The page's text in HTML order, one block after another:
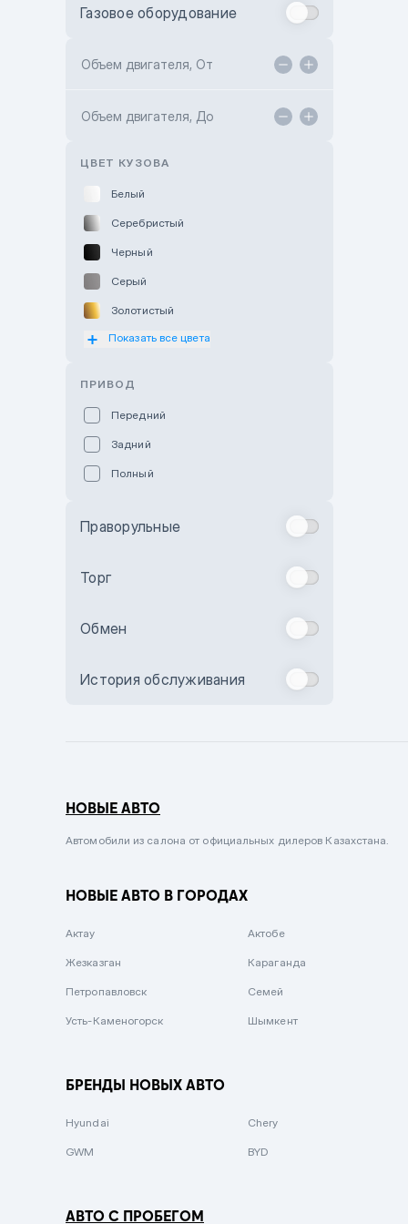
Toyota Kokshetau
Hyundai ShymCity
Газовое оборудование
Объем двигателя, От
Объем двигателя, До
ЦВЕТ КУЗОВА
Белый
Серебристый
Черный
Серый
Золотистый
Оранжевый
Бежевый
Комбинированный
Сиреневый металлик
Вишневый
Зеленый металлик
Показать все цвета
ПРИВОД
Передний
Задний
Полный
Праворульные
Торг
Обмен
История обслуживания
НОВЫЕ АВТО
Автомобили из салона от официальных дилеров Казахстана.
НОВЫЕ АВТО В ГОРОДАХ
Актау Актобе
Жезказган Караганда
Петропавловск Семей
Усть-Каменогорск Шымкент
БРЕНДЫ НОВЫХ АВТО
Hyundai Chery
GWM BYD
АВТО С ПРОБЕГОМ